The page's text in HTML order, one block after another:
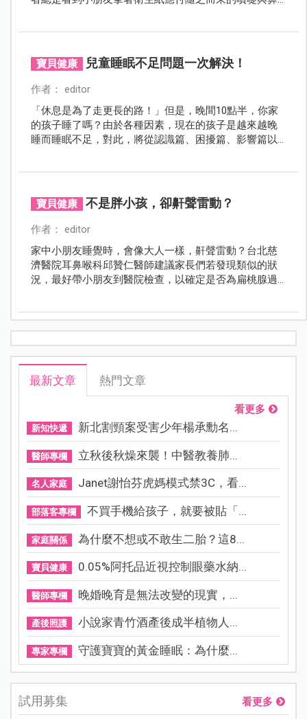
生？主要的症狀有哪些？寶寶過敏該如何照護？以及父
母最關心的，有什麼治療方法？將在此篇幅請教臨床兒
科醫師，為各位讀者解答！
寶貝健康 兒童睡眠不足問題一次解決！
作者： editor
「休息是為了走更長的路！」但是，晚間10點半，你家
的孩子睡了嗎？由於各種因素，現在的孩子是越來越晚
睡而睡眠不足，對此，將從認識篇、困擾篇、影響篇以
寶貝健康 不是胖小孩，卻鼾聲雷動？
作者： editor
家中小朋友睡覺時，會像大人一樣，鼾聲雷動？台北慈
濟醫院耳鼻喉科邱贊仁醫師建議家長們若發現類似的狀
況，最好帶小朋友到醫院檢查，以確定是否為扁桃腺過
症」。
最新文章 熱門文章
看更多
新知快遞 新北割頸案受害少年楊承勳名...
醫師專欄 立秋後秋燥來襲！中醫教養肺...
名人家庭 Janet謝怡芬虎媽模式禁3C，看...
部落客專欄 不買手機給孩子，就要被貼「...
家庭關係 為什麼不想或不敢生二胎？這8...
寶貝健康 0.05%阿托品近視控制眼藥水納...
醫師專欄 晚婚晚育是無法改變的現實，...
產後照護 小說家青竹酒產後成半植物人...
專家專欄 守護寶寶的黃金睡眠：為什麼...
試用募集 看更多